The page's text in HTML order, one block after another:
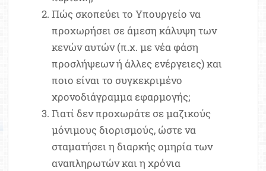
Πώς σκοπεύει το Υπουργείο να
προχωρήσει σε άμεση κάλυψη των
κενών αυτών (π.χ. με νέα φάση
προσλήψεων ή άλλες ενέργειες) και
ποιο είναι το συγκεκριμένο
χρονοδιάγραμμα εφαρμογής;
Γιατί δεν προχωράτε σε μαζικούς
μόνιμους διορισμούς, ώστε να
σταματήσει η διαρκής ομηρία των
αναπληρωτών και η χρόνια